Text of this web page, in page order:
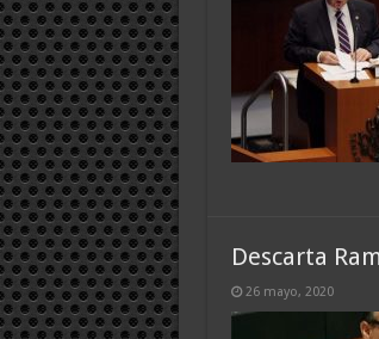
Descarta
26 mayo, 2020